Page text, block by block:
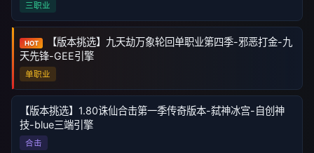
三职业
HOT
【版本挑选】九天劫万象轮回单职业第四季-邪恶打金-九
天先锋-GEE引擎
单职业
【版本挑选】1.80诛仙合击第一季传奇版本-弑神冰宫-自创神
技-blue三端引擎
合击